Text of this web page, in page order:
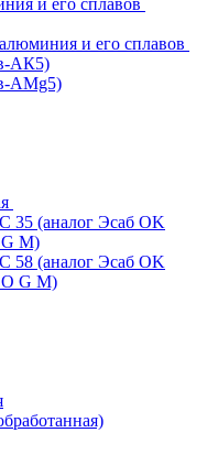
и его сплавов
и его сплавов
АК5)
АМg5)
35 (аналог Эсаб OK
M)
58 (аналог Эсаб OK
G M)